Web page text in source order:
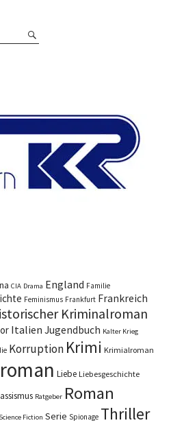
CIA Drama England Familie
Feminismus Frankfurt Frankreich
Kriminalroman
Italien Jugendbuch Kalter Krieg
Korruption Krimi Krimialroman
Liebe Liebesgeschichte
Ratgeber Roman
Science Fiction Serie Spionage Thriller